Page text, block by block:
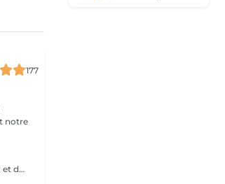
177
Prix peut varier dépendant de la taille/épaisseur des cheveux et de la quantité des produits finalement utilisées.